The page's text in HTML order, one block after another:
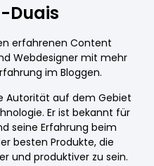
Duais
erfahrenen Content
Webdesigner mit mehr
im Bloggen.
Autorität auf dem Gebiet
Er ist bekannt für
seine Erfahrung beim
besten Produkte, die
und produktiver zu sein.